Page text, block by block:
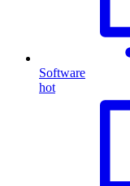
Software
hot